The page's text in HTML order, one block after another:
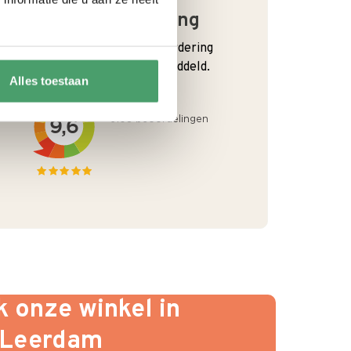
Alles toestaan
Goede waardering
We krijgen een goede waardering
van Onze klanten. 9+ gemiddeld.
onze winkel in
Leerdam